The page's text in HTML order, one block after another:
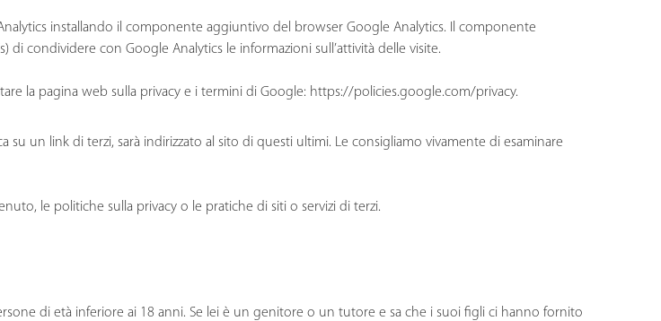
installando il componente aggiuntivo del browser Google Analytics. Il componente
di condividere con Google Analytics le informazioni sull’attività delle visite.
la pagina web sulla privacy e i termini di Google: https://policies.google.com/privacy.
un link di terzi, sarà indirizzato al sito di questi ultimi. Le consigliamo vivamente di esaminare
le politiche sulla privacy o le pratiche di siti o servizi di terzi.
di età inferiore ai 18 anni. Se lei è un genitore o un tutore e sa che i suoi figli ci hanno fornito